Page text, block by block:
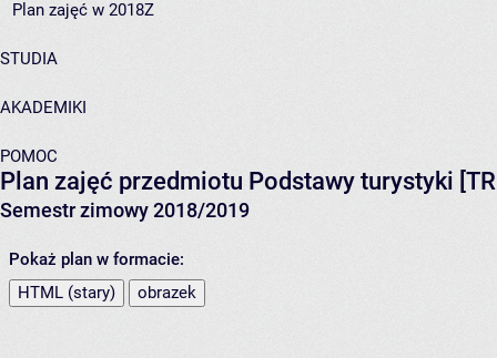
Plan zajęć w 2018Z
STUDIA
AKADEMIKI
POMOC
Plan zajęć przedmiotu Podstawy turystyki
Semestr zimowy 2018/2019
Pokaż plan w formacie:
HTML (stary)
obrazek